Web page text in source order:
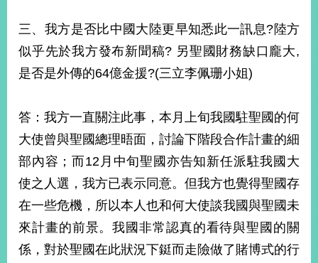
隱
私
權
及
資
訊
安
全
策
無
障
三、我方是否比中國大陸更早知悉此一訊息?陸方
似乎先於我方發布新聞稿? 另聖國財務缺口龐大,
是否是外傳的64億金援?(三立李佩珊小姐)
答：我方一直關注此事，本月上旬我國駐聖國的何
大使曾與聖國總理晤面，討論下階段合作計畫的細
部內容；而12月中旬聖國亦告知新任派駐我國大
使之人選，我方已表示同意。但我方也覺得聖國存
在一些危機，所以本人也和何大使談我國與聖國未
來計畫的前景。我國非常認真的看待與聖國的關
係，對於聖國在此狀況下鋌而走險做了賭博式的行